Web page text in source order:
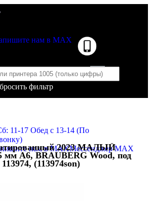
фильтр
Корзина пуста
11-17 Обед с 13-14 (По
Мессенджер MAX
2023 МАЛЫЙ
А6, BRAUBERG Wood, под
(113974son)